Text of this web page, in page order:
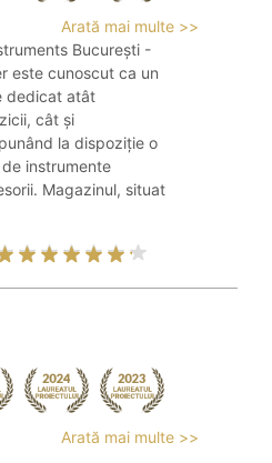
Arată mai multe >>
București -
este cunoscut ca un
dedicat atât
cât și
la dispoziție o
instrumente
Magazinul, situat
Arată mai multe >>